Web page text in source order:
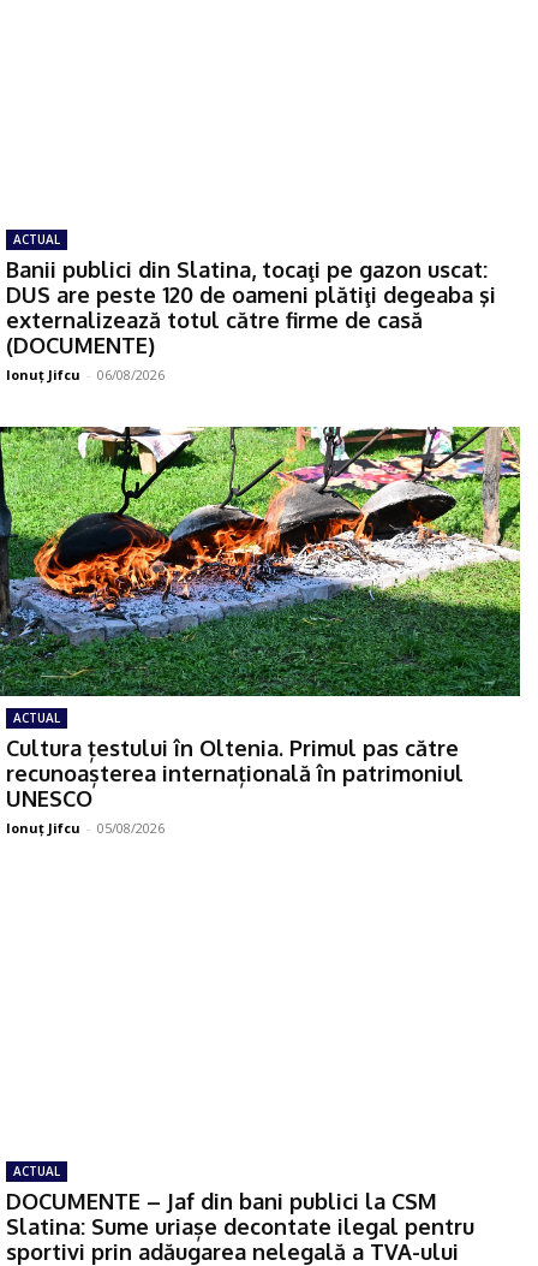
ACTUAL
Banii publici din Slatina, tocaţi pe gazon uscat:
DUS are peste 120 de oameni plătiţi degeaba şi
externalizează totul către firme de casă
(DOCUMENTE)
Ionuţ Jifcu - 06/08/2026
ACTUAL
Cultura țestului în Oltenia. Primul pas către
recunoașterea internațională în patrimoniul
UNESCO
Ionuţ Jifcu - 05/08/2026
ACTUAL
DOCUMENTE – Jaf din bani publici la CSM
Slatina: Sume uriașe decontate ilegal pentru
sportivi prin adăugarea nelegală a TVA-ului